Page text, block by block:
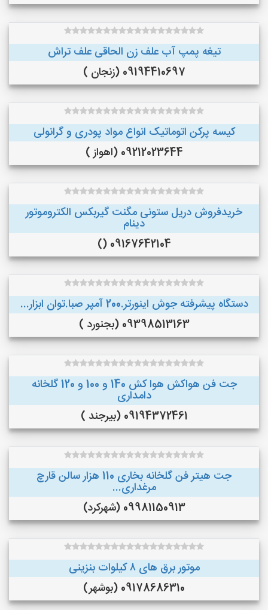
تیغه پمپ آب علف زن الحاقی علف تراش
09194410697 (زنجان )
کیسه پرکن اتوماتیک انواع مواد پودری و گرانولی
09212023644 (اهواز )
خریدفروش دریل ستونی مگنت گیربکس الکتروموتور
دینام
09167642104 ()
دستگاه پیشرفته جوش اینورتر.200 آمپر صبا.توان ابزار...
09398513163 (بجنورد )
جت فن هواکش هوا کش 140 و 100 و 120 گلخانه
دامداری
09194372461 (بیرجند )
جت هیتر فن گلخانه بخاری 110 هزار سالن قارچ
مرغداری...
09981150913 (شهرکرد)
موتور برق های ٨ کیلوات بنزینی
09178686310 (بوشهر)